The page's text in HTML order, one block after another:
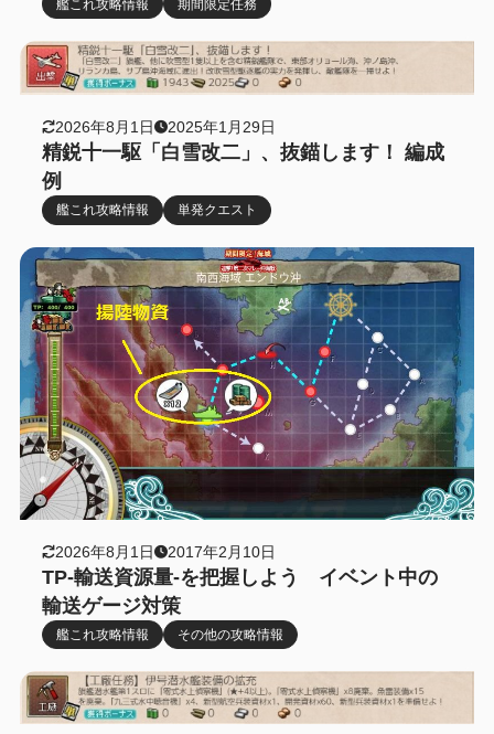
艦これ攻略情報 期間限定任務
2026年8月1日 2025年1月29日
精鋭十一駆「白雪改二」、抜錨します！ 編成
例
艦これ攻略情報 単発クエスト
2026年8月1日 2017年2月10日
TP-輸送資源量-を把握しよう イベント中の
輸送ゲージ対策
艦これ攻略情報 その他の攻略情報